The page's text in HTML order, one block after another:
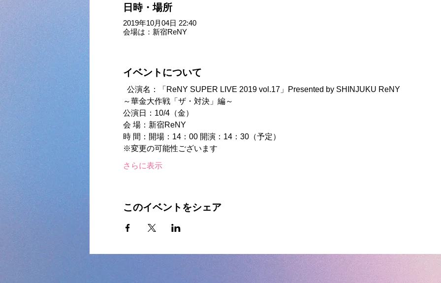
日時・場所
2019年10月04日 22:40
会場は：新宿ReNY
イベントについて
公演名：「ReNY SUPER LIVE 2019 vol.17」Presented by SHINJUKU ReNY
～華金大作戦「ザ・対決」編～
公演日：10/4（金）
会 場：新宿ReNY
時 間：開場：14：00 開演：14：30（予定）
※変更の可能性ございます
さらに表示
このイベントをシェア